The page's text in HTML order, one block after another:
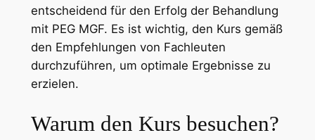
entscheidend für den Erfolg der Behandlung
mit PEG MGF. Es ist wichtig, den Kurs gemäß
den Empfehlungen von Fachleuten
durchzuführen, um optimale Ergebnisse zu
erzielen.
Warum den Kurs besuchen?